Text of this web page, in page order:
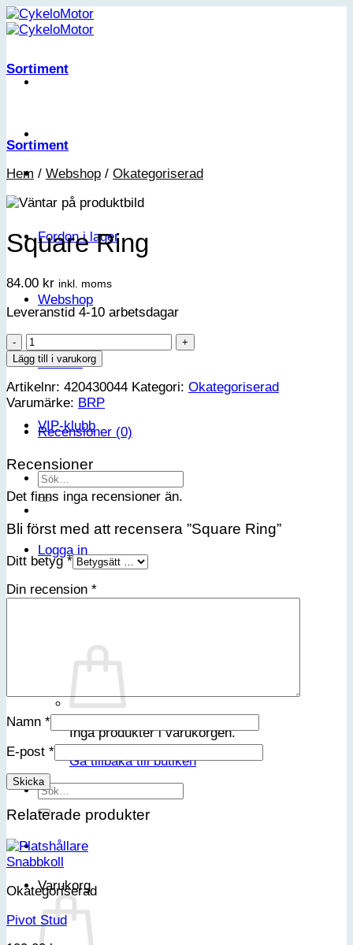
Skip
to
Fordon i lager
Webshop
Kontakt
VIP-klubb
Sök
efter:
Logga in
Inga produkter i varukorgen.
Gå tillbaka till butiken
Sök
Varukorg
Sortiment
Sortiment
Hem / Webshop / Okategoriserad
Square Ring
84.00 kr inkl. moms
Leveranstid 4-10 arbetsdagar
Square
Ring
mängd
Lägg till i varukorg
Artikelnr: 420430044 Kategori: Okategoriserad
Varumärke: BRP
Recensioner (0)
Recensioner
Det finns inga recensioner än.
Bli först med att recensera ”Square Ring”
Ditt betyg*
Din recension *
Namn *
E-post *
Relaterade produkter
Snabbkoll
Okategoriserad
Pivot Stud